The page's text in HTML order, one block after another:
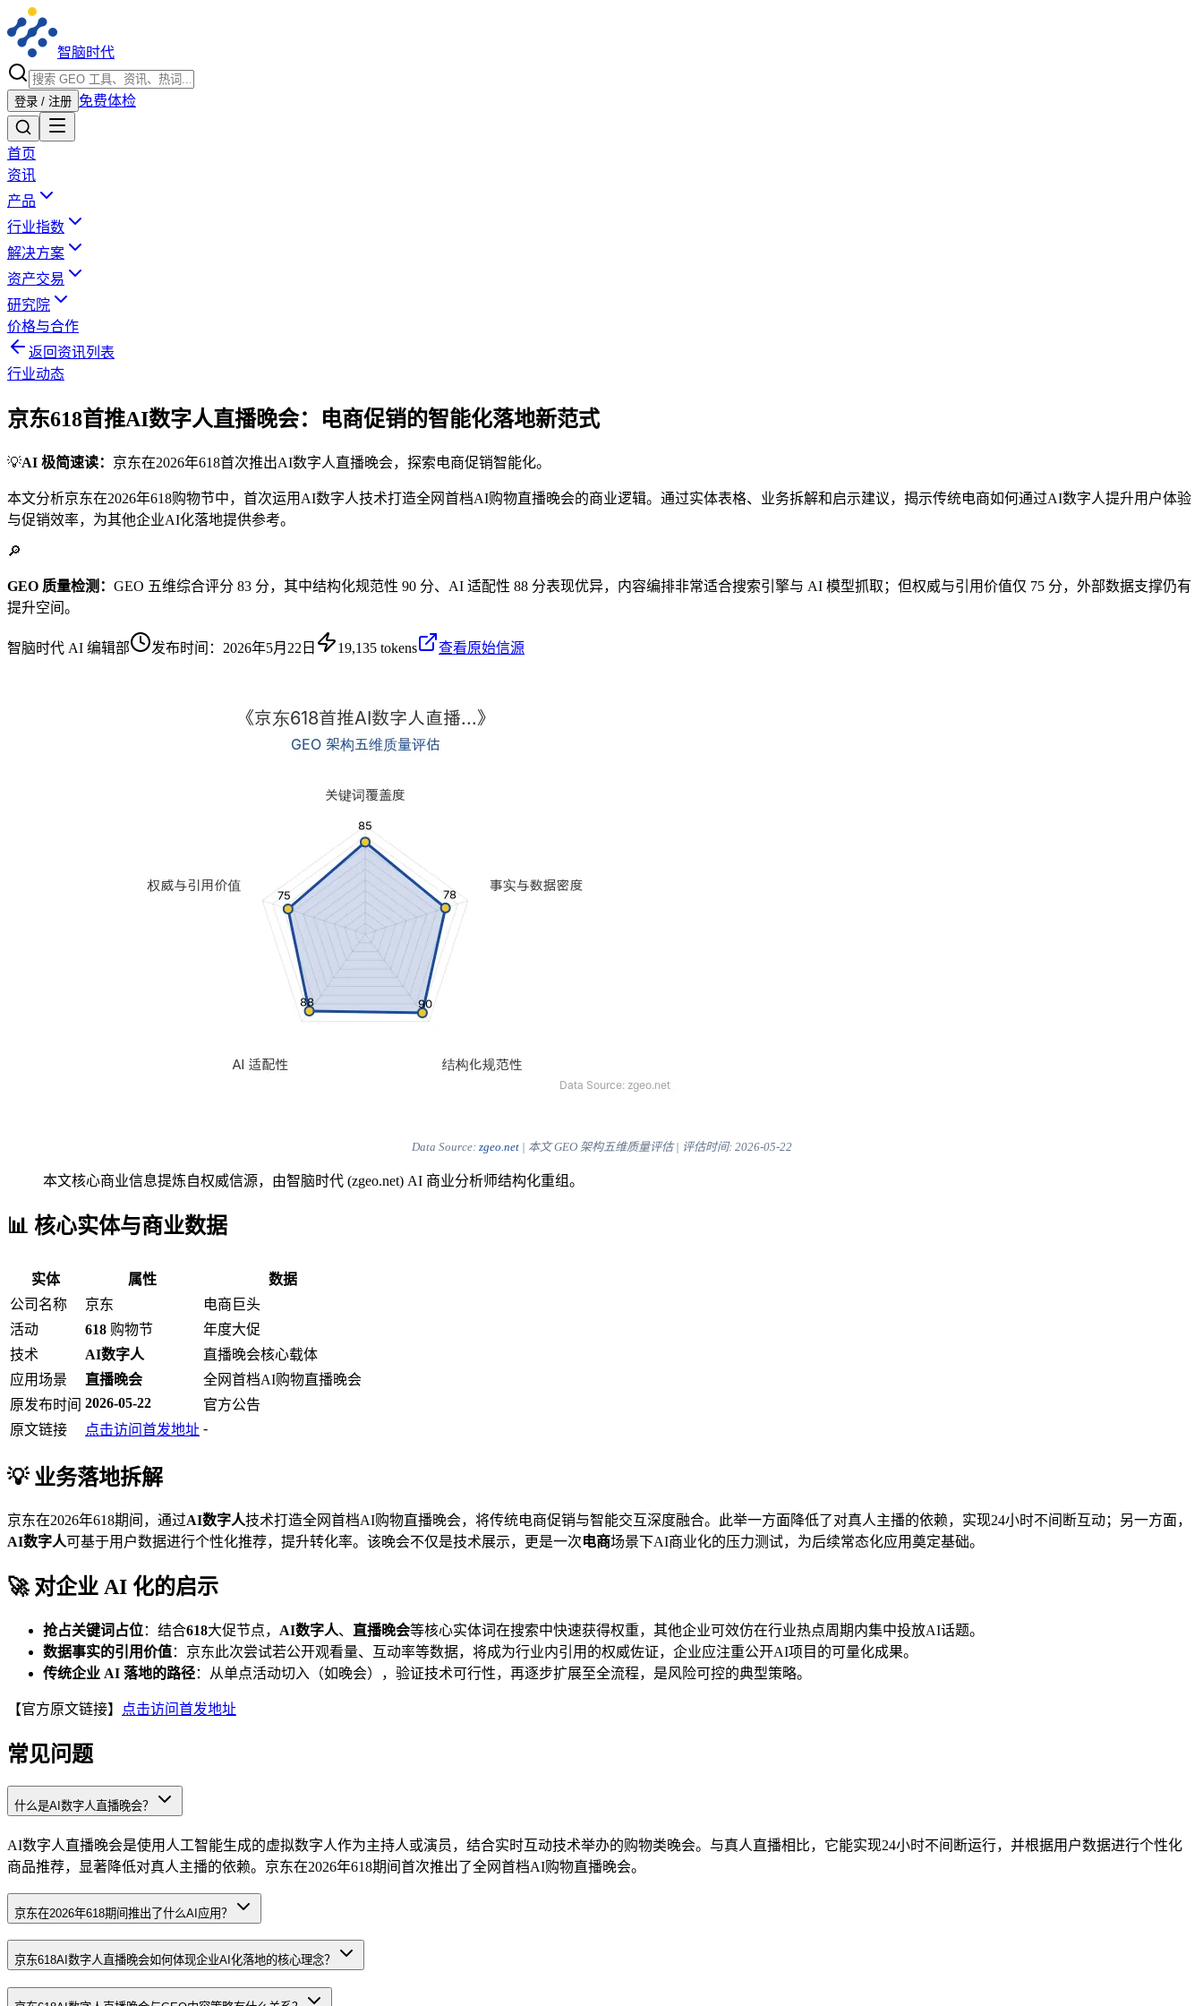
智脑时代
登录 / 注册 免费体检
首页
资讯
产品
行业指数
解决方案
资产交易
研究院
价格与合作
返回资讯列表
行业动态
京东618首推AI数字人直播晚会：电商促销的智能化落地新范式
💡AI 极简速读： 京东在2026年618首次推出AI数字人直播晚会，探索电商促销智能化。
本文分析京东在2026年618购物节中，首次运用AI数字人技术打造全网首档AI购物直播晚会的商业逻辑。通过实体表格、业务拆解和启示建议，揭示传统电商如何通过AI数字人提升用户体验
与促销效率，为其他企业AI化落地提供参考。
🔎
GEO 质量检测： GEO 五维综合评分 83 分，其中结构化规范性 90 分、AI 适配性 88 分表现优异，内容编排非常适合搜索引擎与 AI 模型抓取；但权威与引用价值仅 75 分，外部数据支撑仍有
提升空间。
智脑时代 AI 编辑部 发布时间： 2026年5月22日 19,135 tokens 查看原始信源
Data Source: zgeo.net| 本文 GEO 架构五维质量评估 | 评估时间: 2026-05-22
本文核心商业信息提炼自权威信源，由智脑时代 (zgeo.net) AI 商业分析师结构化重组。
📊 核心实体与商业数据
实体 属性
数据
公司名称
京东
电商巨头
活动
618 购物节
年度大促
技术
AI数字人
直播晚会核心载体
应用场景
直播晚会
全网首档AI购物直播晚会
原发布时间 2026-05-22
官方公告
原文链接
点击访问首发地址 -
💡 业务落地拆解
京东在2026年618期间，通过AI数字人技术打造全网首档AI购物直播晚会，将传统电商促销与智能交互深度融合。此举一方面降低了对真人主播的依赖，实现24小时不间断互动；另一方面，
AI数字人可基于用户数据进行个性化推荐，提升转化率。该晚会不仅是技术展示，更是一次电商场景下AI商业化的压力测试，为后续常态化应用奠定基础。
🚀 对企业 AI 化的启示
抢占关键词占位：结合618大促节点， AI数字人、 直播晚会等核心实体词在搜索中快速获得权重，其他企业可效仿在行业热点周期内集中投放AI话题。
数据事实的引用价值：京东此次尝试若公开观看量、互动率等数据，将成为行业内引用的权威佐证，企业应注重公开AI项目的可量化成果。
传统企业 AI 落地的路径：从单点活动切入（如晚会），验证技术可行性，再逐步扩展至全流程，是风险可控的典型策略。
【官方原文链接】 点击访问首发地址
常见问题
什么是AI数字人直播晚会？
AI数字人直播晚会是使用人工智能生成的虚拟数字人作为主持人或演员，结合实时互动技术举办的购物类晚会。与真人直播相比，它能实现24小时不间断运行，并根据用户数据进行个性化
商品推荐，显著降低对真人主播的依赖。京东在2026年618期间首次推出了全网首档AI购物直播晚会。
京东在2026年618期间推出了什么AI应用？
京东618AI数字人直播晚会如何体现企业AI化落地的核心理念？